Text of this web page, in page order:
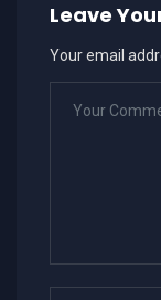
Leave
Your email